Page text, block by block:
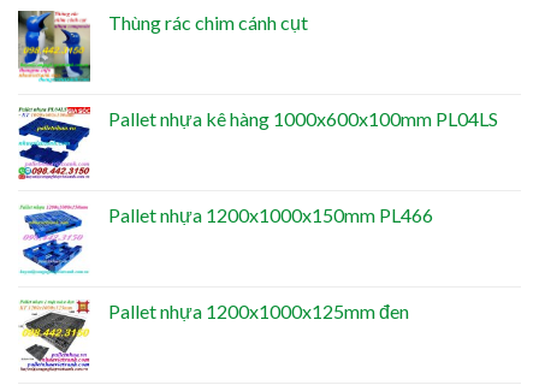
Thùng rác chim cánh cụt
Pallet nhựa kê hàng 1000x600x100mm PL04LS
Pallet nhựa 1200x1000x150mm PL466
Pallet nhựa 1200x1000x125mm đen